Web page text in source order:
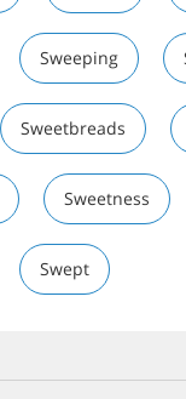
Sweeping
Sweetbreads
Sweetness
Swept